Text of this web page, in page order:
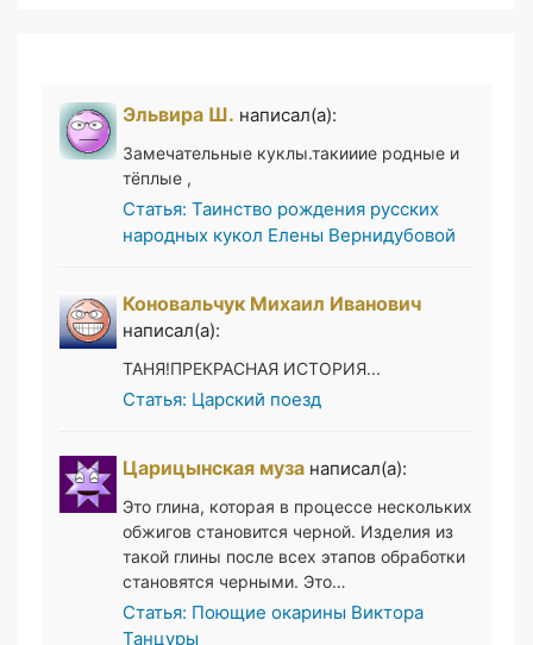
Эльвира Ш. написал(а):
Замечательные куклы.такииие родные и
тёплые ,
Статья: Таинство рождения русских
народных кукол Елены Вернидубовой
Коновальчук Михаил Иванович
написал(а):
ТАНЯ!ПРЕКРАСНАЯ ИСТОРИЯ...
Статья: Царский поезд
Царицынская муза написал(а):
Это глина, которая в процессе нескольких
обжигов становится черной. Изделия из
такой глины после всех этапов обработки
становятся черными. Это…
Статья: Поющие окарины Виктора
Танцуры